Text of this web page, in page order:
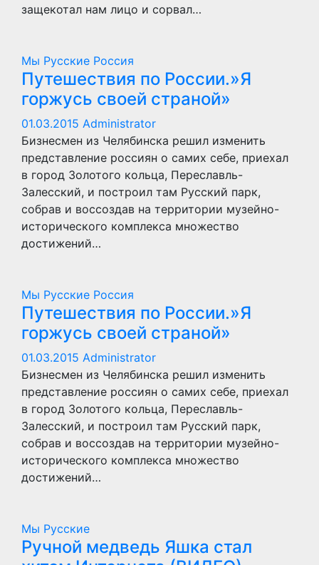
защекотал нам лицо и сорвал…
Мы Русские Россия
Путешествия по России.»Я
горжусь своей страной»
01.03.2015 Administrator
Бизнесмен из Челябинска решил изменить
представление россиян о самих себе, приехал
в город Золотого кольца, Переславль-
Залесский, и построил там Русский парк,
собрав и воссоздав на территории музейно-
исторического комплекса множество
достижений…
Мы Русские Россия
Путешествия по России.»Я
горжусь своей страной»
01.03.2015 Administrator
Бизнесмен из Челябинска решил изменить
представление россиян о самих себе, приехал
в город Золотого кольца, Переславль-
Залесский, и построил там Русский парк,
собрав и воссоздав на территории музейно-
исторического комплекса множество
достижений…
Мы Русские
Ручной медведь Яшка стал